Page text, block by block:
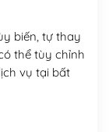
biến, tự thay
thể tùy chỉnh
vụ tại bất
để